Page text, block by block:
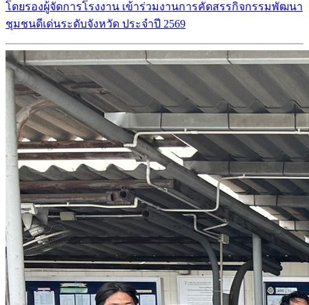
โดยรองผู้จัดการโรงงาน เข้าร่วมงานการคัดสรรกิจกรรมพัฒนา
ชุมชนดีเด่นระดับจังหวัด ประจำปี 2569